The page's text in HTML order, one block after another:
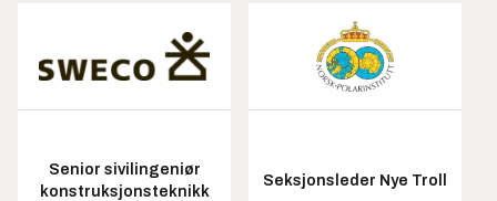
Senior sivilingeniør
konstruksjonsteknikk
Seksjonsleder Nye Troll